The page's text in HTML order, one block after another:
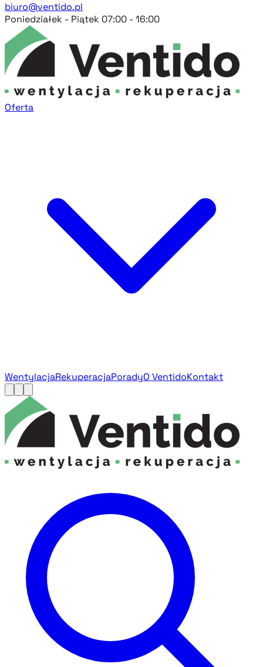
biuro@ventido.pl
Poniedziałek - Piątek 07:00 - 16:00
Oferta
WentylacjaRekuperacjaPoradyO VentidoKontakt